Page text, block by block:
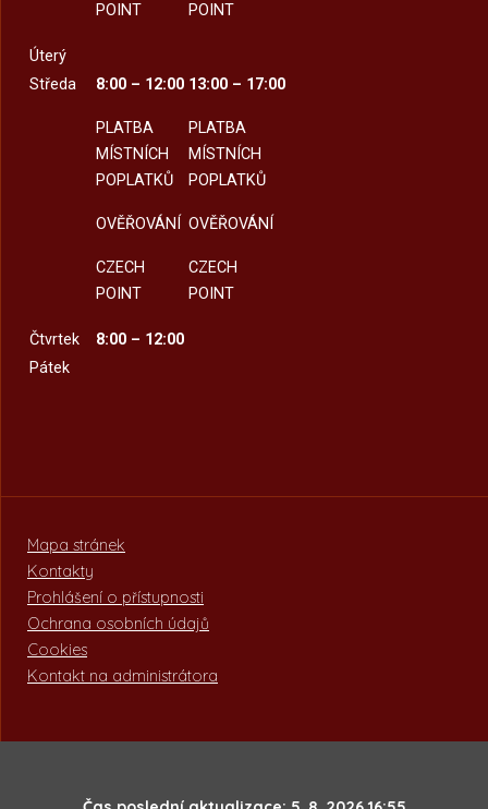
POINT
POINT
Úterý
Středa
8:00 – 12:00
PLATBA
MÍSTNÍCH
POPLATKŮ
OVĚŘOVÁNÍ
CZECH
POINT
13:00 – 17:00
PLATBA
MÍSTNÍCH
POPLATKŮ
OVĚŘOVÁNÍ
CZECH
POINT
Čtvrtek
8:00 – 12:00
Pátek
Mapa stránek
Kontakty
Prohlášení o přístupnosti
Ochrana osobních údajů
Cookies
Kontakt na administrátora